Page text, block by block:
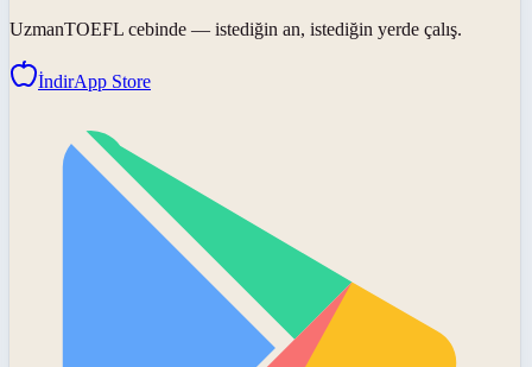
UzmanTOEFL cebinde — istediğin an, istediğin yerde çalış.
İndirApp Store